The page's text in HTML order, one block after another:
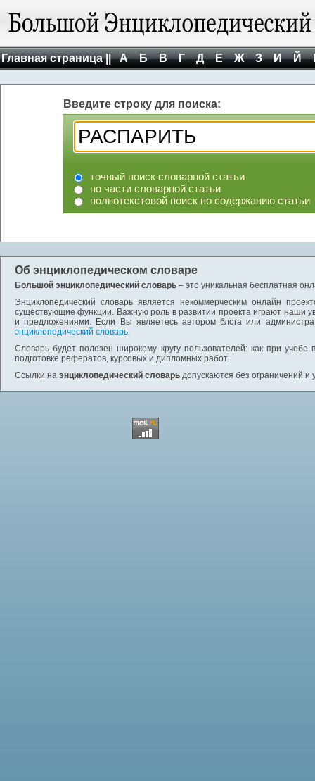
Главная страница || А Б В Г Д Е Ж З И Й
Введите строку для поиска:
точный поиск словарной статьи
по части словарной статьи
полнотекстовой поиск по содержанию статьи
Об энциклопедическом словаре
Большой энциклопедический словарь – это уникальная бесплатная
Энциклопедический словарь является некоммерческим онлайн
существующие функции. Важную роль в развитии проекта играют наши
и предложениями. Если Вы являетесь автором блога или
энциклопедический словарь.
Словарь будет полезен широкому кругу пользователей: как при
подготовке рефератов, курсовых и дипломных работ.
Ссылки на энциклопедический словарь допускаются без ограничений и